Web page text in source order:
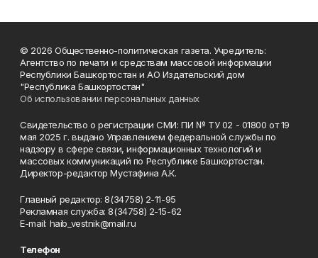
© 2026 Общественно-политическая газета. Учредитель:
Агентство по печати и средствам массовой информации
Республики Башкортостан и АО Издательский дом
"Республика Башкортостан"
Об использовании персональных данных
Свидетельство о регистрации СМИ: ПИ № ТУ 02 - 01800 от 19
мая 2025 г. выдано Управлением федеральной службы по
надзору в сфере связи, информационных технологий и
массовых коммуникаций по Республике Башкортостан.
Директор-редактор Мустафина А.К.
Главный редактор: 8(34758) 2-11-95
Рекламная служба: 8(34758) 2-15-62
Е-mаil: haib_vestnik@mail.ru
Телефон